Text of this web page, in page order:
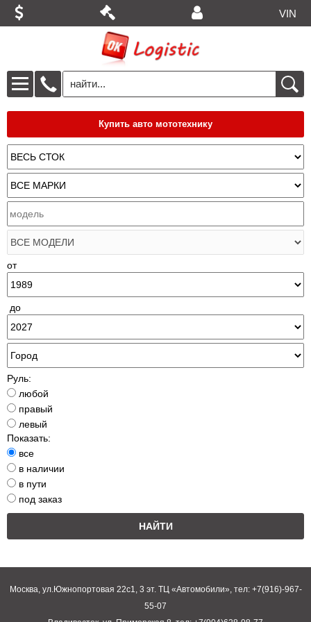
VIN
Купить авто мототехнику
от
до
Руль:
любой
правый
левый
Показать:
все
в наличии
в пути
под заказ
Москва, ул.Южнопортовая 22с1, 3 эт. ТЦ «Автомобили», тел: +7(916)-967-
55-07